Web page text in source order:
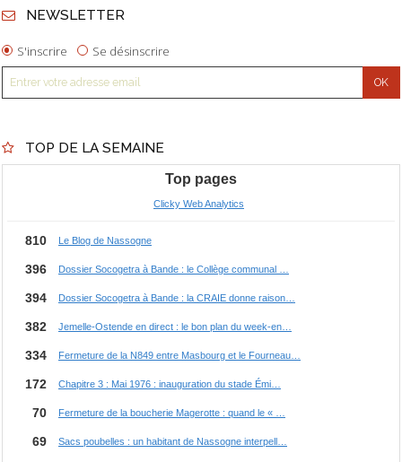
NEWSLETTER
S'inscrire Se désinscrire
TOP DE LA SEMAINE